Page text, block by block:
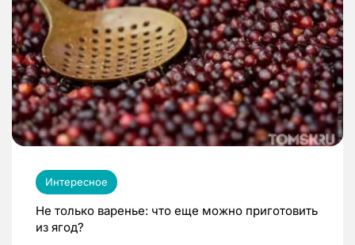
Интересное
Не только варенье: что еще можно приготовить
из ягод?